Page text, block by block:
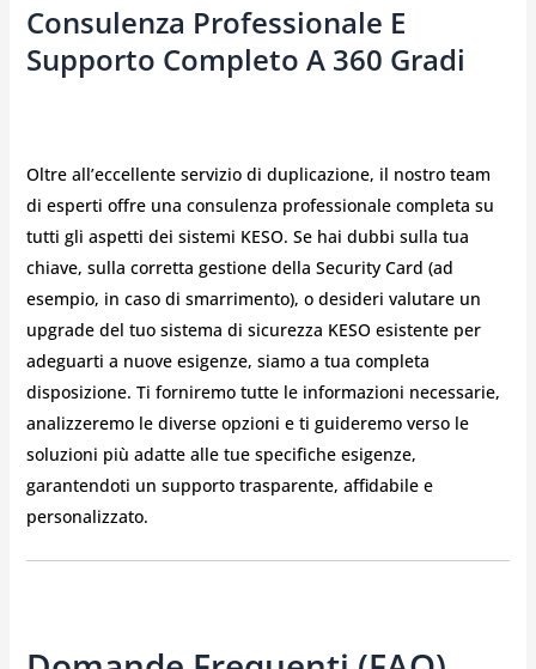
Consulenza Professionale E
Supporto Completo A 360 Gradi
Oltre all’eccellente servizio di duplicazione, il nostro team
di esperti offre una consulenza professionale completa su
tutti gli aspetti dei sistemi KESO. Se hai dubbi sulla tua
chiave, sulla corretta gestione della Security Card (ad
esempio, in caso di smarrimento), o desideri valutare un
upgrade del tuo sistema di sicurezza KESO esistente per
adeguarti a nuove esigenze, siamo a tua completa
disposizione. Ti forniremo tutte le informazioni necessarie,
analizzeremo le diverse opzioni e ti guideremo verso le
soluzioni più adatte alle tue specifiche esigenze,
garantendoti un supporto trasparente, affidabile e
personalizzato.